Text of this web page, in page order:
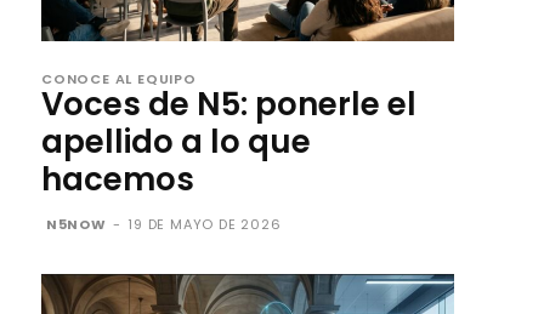
CONOCE AL EQUIPO
Voces de N5: ponerle el
apellido a lo que
hacemos
N5NOW - 19 DE MAYO DE 2026